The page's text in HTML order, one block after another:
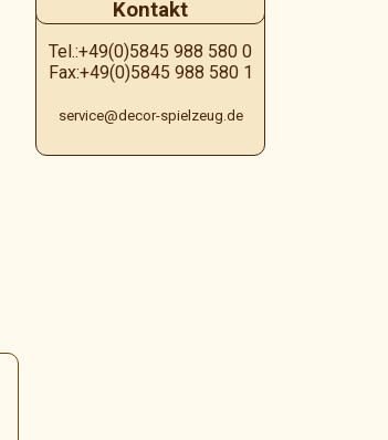
Kontakt
Tel.:+49(0)5845 988 580 0
Fax:+49(0)5845 988 580 1
service@decor-spielzeug.de